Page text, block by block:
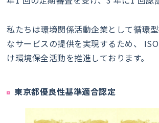
私たちは環境関係活動企業として循環
なサービスの提供を実現するため、
け環境保全活動を推進しております。
東京都優良性基準適合認定